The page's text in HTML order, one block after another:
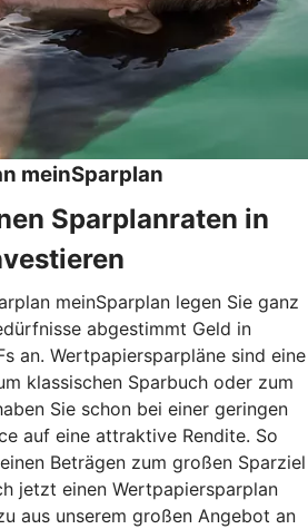
meinSparplan
Sparplanraten in
meinSparplan legen Sie ganz
abgestimmt Geld in
an. Wertpapiersparpläne sind eine
klassischen Sparbuch oder zum
Sie schon bei einer geringen
auf eine attraktive Rendite. So
Beträgen zum großen Sparziel
jetzt einen Wertpapiersparplan
aus unserem großen Angebot an